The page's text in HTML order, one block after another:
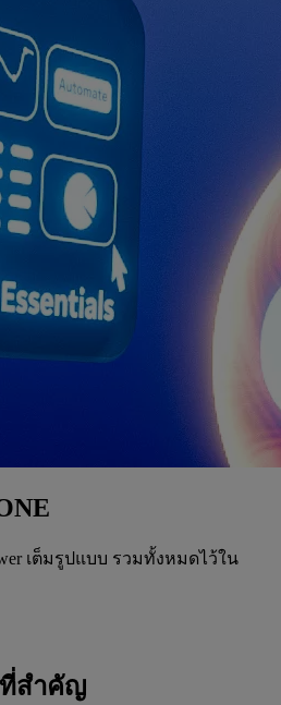
เต็มรูปแบบ รวมทั้งหมดไว้ใน
สำคัญ